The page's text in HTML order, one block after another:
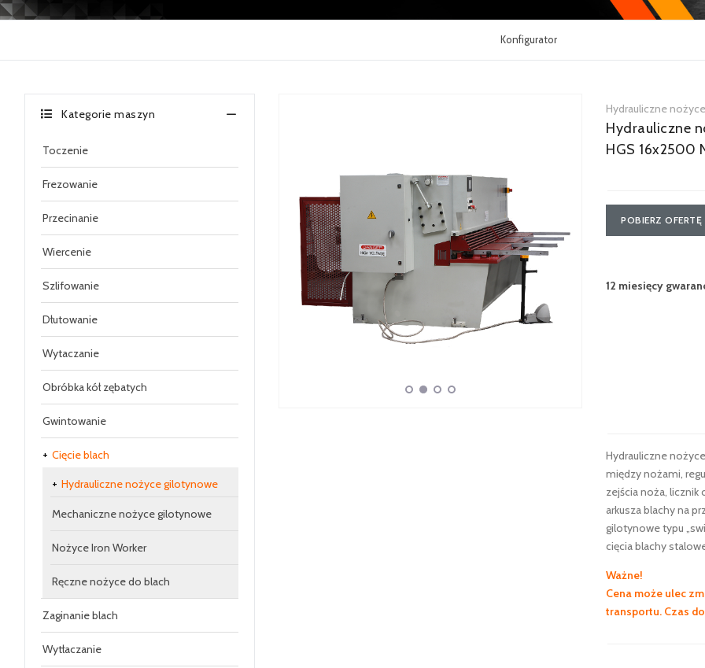
Konfigurator
Kategorie maszyn
Toczenie
Frezowanie
Przecinanie
Wiercenie
Szlifowanie
Dłutowanie
Wytaczanie
Obróbka kół zębatych
Gwintowanie
Cięcie blach
Hydrauliczne nożyce gilotynowe
Mechaniczne nożyce gilotynowe
Nożyce Iron Worker
Ręczne nożyce do blach
Zaginanie blach
Wytłaczanie
Hydrauliczne
Hydrauliczne
HGS 16x2500
POBIERZ OFERTĘ
12 miesięcy
Hydrauliczne
między nożami,
zejścia noża,
arkusza blachy na
gilotynowe typu
cięcia blachy
Ważne!
Cena może ulec
transportu. Czas